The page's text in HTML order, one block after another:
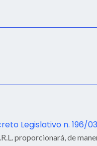
Legislativo n. 196/
proporcionará, de